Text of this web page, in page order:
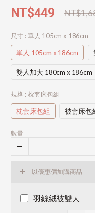
NT$449
尺寸 : 單人 105cm x 186cm
單人 105cm x 186cm
雙人加大 180cm x 186cm
規格 : 枕套床包組
枕套床包組 被套床包
數量
以優惠價加購商品
羽絲絨被雙人